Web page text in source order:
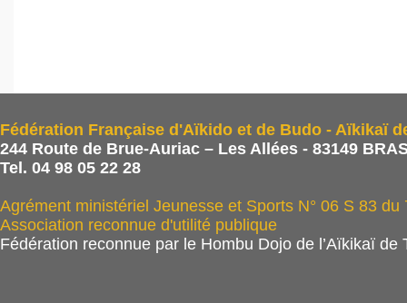
Fédération Française d'Aïkido et de Budo - Aïkikaï
244 Route de Brue-Auriac – Les Allées - 83149
Tel. 04 98 05 22 28
Agrément ministériel Jeunesse et Sports N° 06 S 83
Association reconnue d'utilité publique
Fédération reconnue par le Hombu Dojo de l’Aïkikaï de